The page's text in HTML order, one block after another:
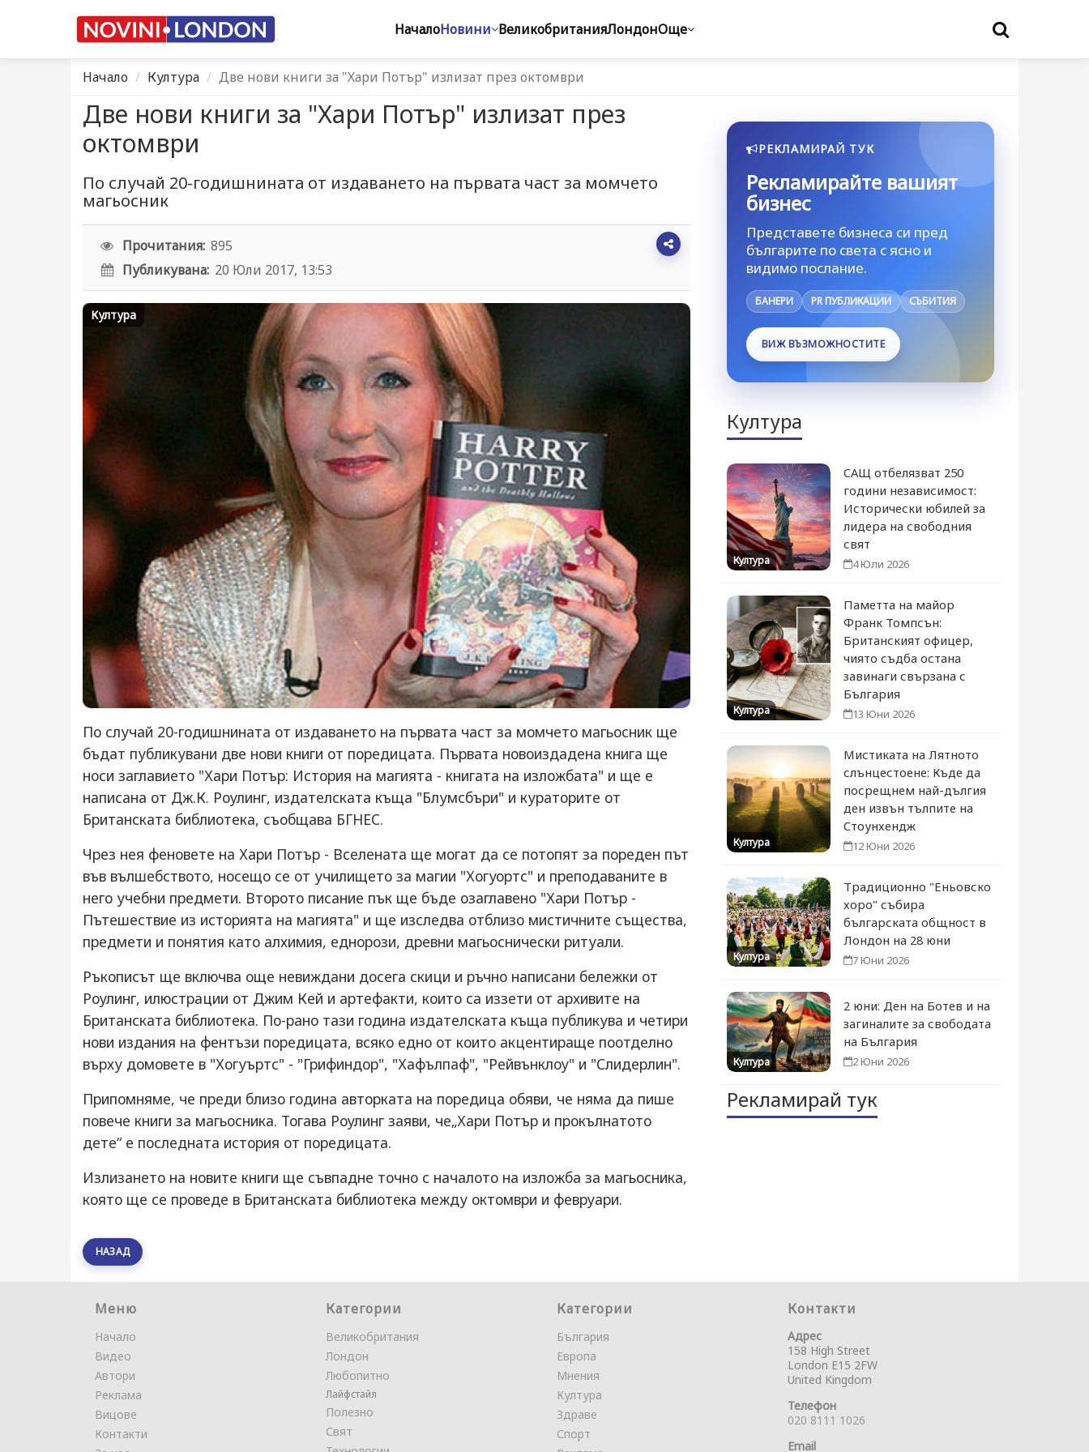
НачалоНовини ВеликобританияЛондонОще
Начало Култура Две нови книги за "Хари Потър" излизат през октомври
Две нови книги за "Хари Потър" излизат през
октомври
По случай 20-годишнината от издаването на първата част за момчето
магьосник
Прочитания: 895
Публикувана: 20 Юли 2017, 13:53
Култура
По случай 20-годишнината от издаването на първата част за момчето магьосник ще
бъдат публикувани две нови книги от поредицата. Първата новоиздадена книга ще
носи заглавието "Хари Потър: История на магията - книгата на изложбата" и ще е
написана от Дж.К. Роулинг, издателската къща "Блумсбъри" и кураторите от
Британската библиотека, съобщава БГНЕС.
Чрез нея феновете на Хари Потър - Вселената ще могат да се потопят за пореден път
във вълшебството, носещо се от училището за магии "Хогуортс" и преподаваните в
него учебни предмети. Второто писание пък ще бъде озаглавено "Хари Потър -
Пътешествие из историята на магията" и ще изследва отблизо мистичните същества,
предмети и понятия като алхимия, еднорози, древни магьоснически ритуали.
Ръкописът ще включва още невиждани досега скици и ръчно написани бележки от
Роулинг, илюстрации от Джим Кей и артефакти, които са иззети от архивите на
Британската библиотека. По-рано тази година издателската къща публикува и четири
нови издания на фентъзи поредицата, всяко едно от които акцентираще поотделно
върху домовете в "Хогуъртс" - "Грифиндор", "Хафълпаф", "Рейвънклоу" и "Слидерлин".
Припомняме, че преди близо година авторката на поредица обяви, че няма да пише
повече книги за магьосника. Тогава Роулинг заяви, че„Хари Потър и прокълнатото
дете“ е последната история от поредицата.
Излизането на новите книги ще съвпадне точно с началото на изложба за магьосника,
която ще се проведе в Британската библиотека между октомври и февруари.
НАЗАД
РЕКЛАМИРАЙ ТУК
Рекламирайте вашият
бизнес
Представете бизнеса си пред
българите по света с ясно и
видимо послание.
БАНЕРИ PR ПУБЛИКАЦИИ СЪБИТИЯ
ВИЖ ВЪЗМОЖНОСТИТЕ
Култура
Култура
САЩ отбелязват 250
години независимост:
Исторически юбилей за
лидера на свободния
свят
4 Юли 2026
Култура
Паметта на майор
Франк Томпсън:
Британският офицер,
чиято съдба остана
завинаги свързана с
България
13 Юни 2026
Култура
Мистиката на Лятното
слънцестоене: Къде да
посрещнем най-дългия
ден извън тълпите на
Стоунхендж
12 Юни 2026
Култура
Традиционно "Еньовско
хоро" събира
българската общност в
Лондон на 28 юни
7 Юни 2026
Култура
2 юни: Ден на Ботев и на
загиналите за свободата
на България
2 Юни 2026
Рекламирай тук
Меню
Начало
Видео
Автори
Реклама
Вицове
Контакти
Категории
Великобритания
Лондон
Любопитно
Лайфстайл
Полезно
Свят
Категории
България
Европа
Мнения
Култура
Здраве
Спорт
Контакти
Адрес
158 High Street
London E15 2FW
United Kingdom
Телефон
020 8111 1026
Email